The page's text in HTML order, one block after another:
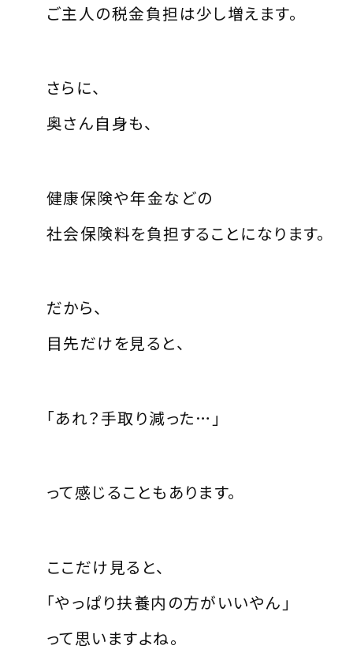
ご主人の税金負担は少し増えます。
さらに、
奥さん自身も、
健康保険や年金などの
社会保険料を負担することになります。
だから、
目先だけを見ると、
「あれ？手取り減った…」
って感じることもあります。
ここだけ見ると、
「やっぱり扶養内の方がいいやん」
って思いますよね。